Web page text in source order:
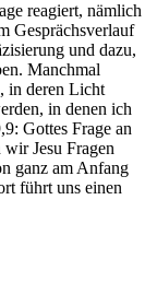
reagiert, nämlich
Gesprächsverlauf
und dazu,
Manchmal
in deren Licht
in denen ich
Gottes Frage an
Jesu Fragen
ganz am Anfang
führt uns einen